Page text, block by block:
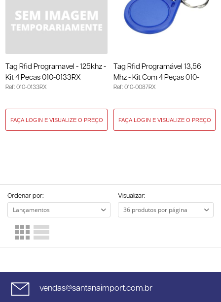
Tag Rfid Programavel - 125khz -
Kit 4 Pecas 010-0133RX
Ref: 010-0133RX
Tag Rfid Programável 13,56
Mhz - Kit Com 4 Peças 010-
0087RX
Ref: 010-0087RX
Ordenar por: Visualizar:
vendas@santanaimport.com.br